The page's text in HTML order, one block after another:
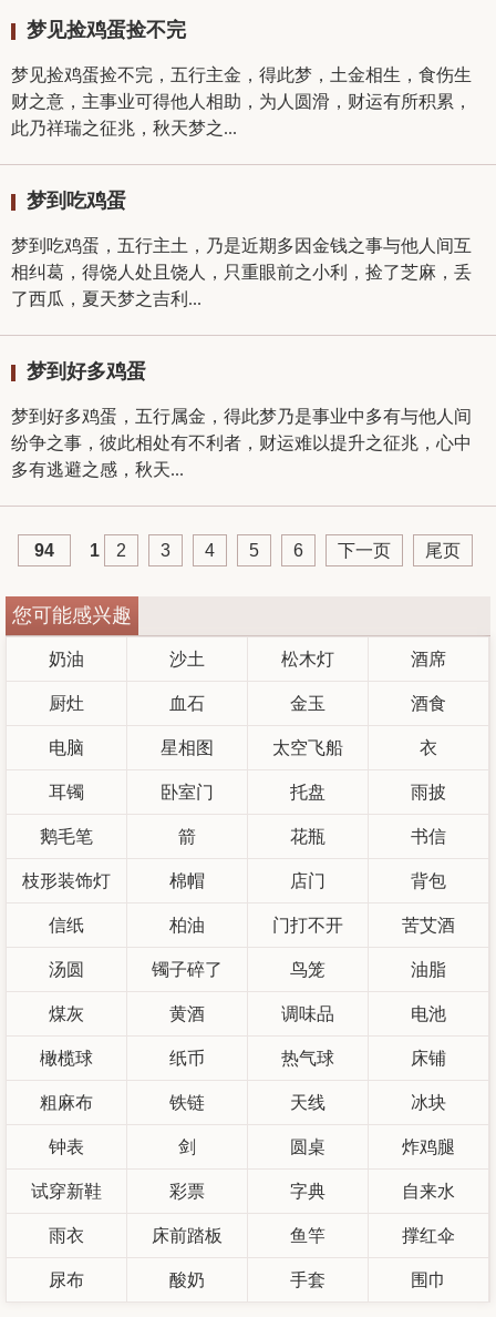
梦见捡鸡蛋捡不完
梦见捡鸡蛋捡不完，五行主金，得此梦，土金相生，食伤生
财之意，主事业可得他人相助，为人圆滑，财运有所积累，
此乃祥瑞之征兆，秋天梦之...
梦到吃鸡蛋
梦到吃鸡蛋，五行主土，乃是近期多因金钱之事与他人间互
相纠葛，得饶人处且饶人，只重眼前之小利，捡了芝麻，丢
了西瓜，夏天梦之吉利...
梦到好多鸡蛋
梦到好多鸡蛋，五行属金，得此梦乃是事业中多有与他人间
纷争之事，彼此相处有不利者，财运难以提升之征兆，心中
多有逃避之感，秋天...
94 1 2 3 4 5 6 下一页 尾页
您可能感兴趣
奶油 沙土 松木灯 酒席
厨灶 血石 金玉 酒食
电脑 星相图 太空飞船 衣
耳镯 卧室门 托盘 雨披
鹅毛笔 箭 花瓶 书信
枝形装饰灯 棉帽 店门 背包
信纸 柏油 门打不开 苦艾酒
汤圆 镯子碎了 鸟笼 油脂
煤灰 黄酒 调味品 电池
橄榄球 纸币 热气球 床铺
粗麻布 铁链 天线 冰块
钟表 剑 圆桌 炸鸡腿
试穿新鞋 彩票 字典 自来水
雨衣 床前踏板 鱼竿 撑红伞
尿布 酸奶 手套 围巾